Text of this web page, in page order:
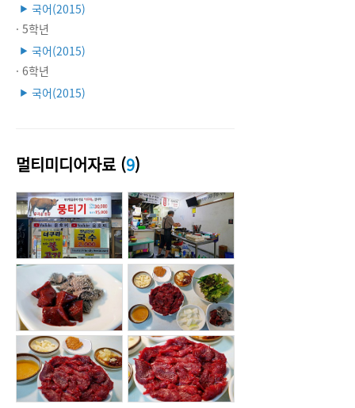
▶ 국어(2015)
· 5학년
▶ 국어(2015)
· 6학년
▶ 국어(2015)
멀티미디어자료 (9)